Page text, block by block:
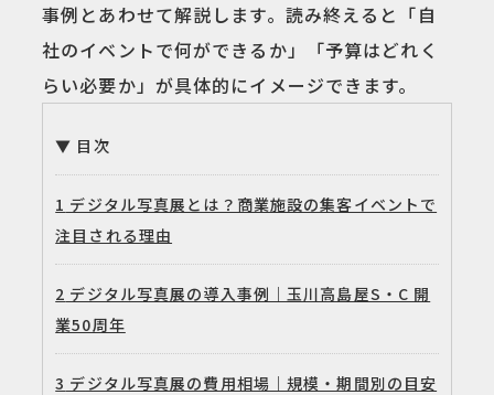
事例とあわせて解説します。読み終えると「自
社のイベントで何ができるか」「予算はどれく
らい必要か」が具体的にイメージできます。
目次
1 デジタル写真展とは？商業施設の集客イベントで
注目される理由
2 デジタル写真展の導入事例｜玉川高島屋S・C 開
業50周年
3 デジタル写真展の費用相場｜規模・期間別の目安